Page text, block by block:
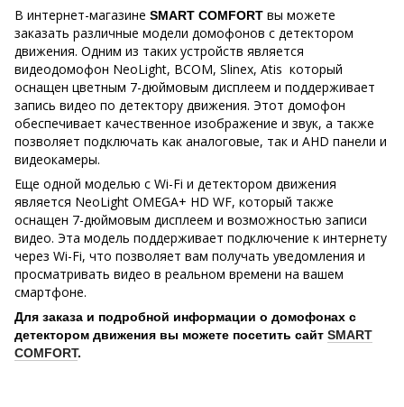
В интернет-магазине SMART COMFORT вы можете
заказать различные модели домофонов с детектором
движения. Одним из таких устройств является
видеодомофон NeoLight, BCOM, Slinex, Atis который
оснащен цветным 7-дюймовым дисплеем и поддерживает
запись видео по детектору движения. Этот домофон
обеспечивает качественное изображение и звук, а также
позволяет подключать как аналоговые, так и AHD панели и
видеокамеры​.
Еще одной моделью с Wi-Fi и детектором движения
является NeoLight OMEGA+ HD WF, который также
оснащен 7-дюймовым дисплеем и возможностью записи
видео. Эта модель поддерживает подключение к интернету
через Wi-Fi, что позволяет вам получать уведомления и
просматривать видео в реальном времени на вашем
смартфоне​.
Для заказа и подробной информации о домофонах с
детектором движения вы можете посетить сайт SMART
COMFORT.